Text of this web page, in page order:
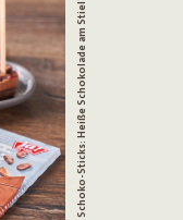
Schoko-Sticks: Heiße Schokolade am Stiel